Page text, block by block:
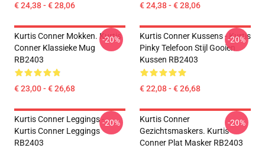
€ 24,38 - € 28,06 € 24,38 - € 28,06
Kurtis Conner Mokken. Kurtis
Conner Klassieke Mug
RB2403
€ 23,00 - € 26,68
-20%
Kurtis Conner Kussens - Kurtis
Pinky Telefoon Stijl Gooien
Kussen RB2403
€ 22,08 - € 26,68
-20%
Kurtis Conner Leggings -
Kurtis Conner Leggings
RB2403
-20%
Kurtis Conner
Gezichtsmaskers. Kurtis
Conner Plat Masker RB2403
-20%